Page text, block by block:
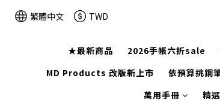
繁體中文 TWD
★最新商品 2026手帳六折sale
MD Products 改版新上市
依預算挑鋼
萬用手冊
精